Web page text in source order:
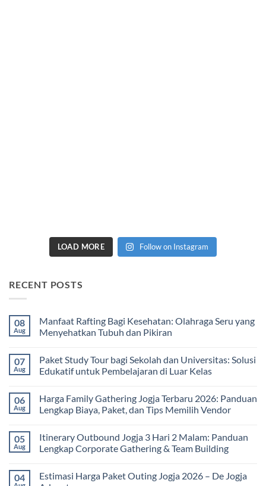
LOAD MORE Follow on Instagram
RECENT POSTS
08
Aug
Manfaat Rafting Bagi Kesehatan: Olahraga Seru yang
Menyehatkan Tubuh dan Pikiran
on
Manfaat
Rafting
Olahraga
Seru
yang
dan
Pikiran
07
Aug
Paket Study Tour bagi Sekolah dan Universitas: Solusi
Edukatif untuk Pembelajaran di Luar Kelas
on
Paket
Study
Sekolah
dan
Universitas:
untuk
Pembelajaran
06
Aug
Harga Family Gathering Jogja Terbaru 2026: Panduan
Lengkap Biaya, Paket, dan Tips Memilih Vendor
on
Harga
Family
Terbaru
2026:
05
Aug
Itinerary Outbound Jogja 3 Hari 2 Malam: Panduan
Lengkap Corporate Gathering & Team Building
on
Itinerary
04
Estimasi Harga Paket Outing Jogja 2026 – De Jogja